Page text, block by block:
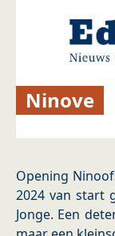
Ninove
Opening
2024 van start
Jonge. Een